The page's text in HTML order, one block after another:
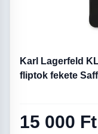
Karl Lagerfeld
fliptok fekete
15 000 Ft